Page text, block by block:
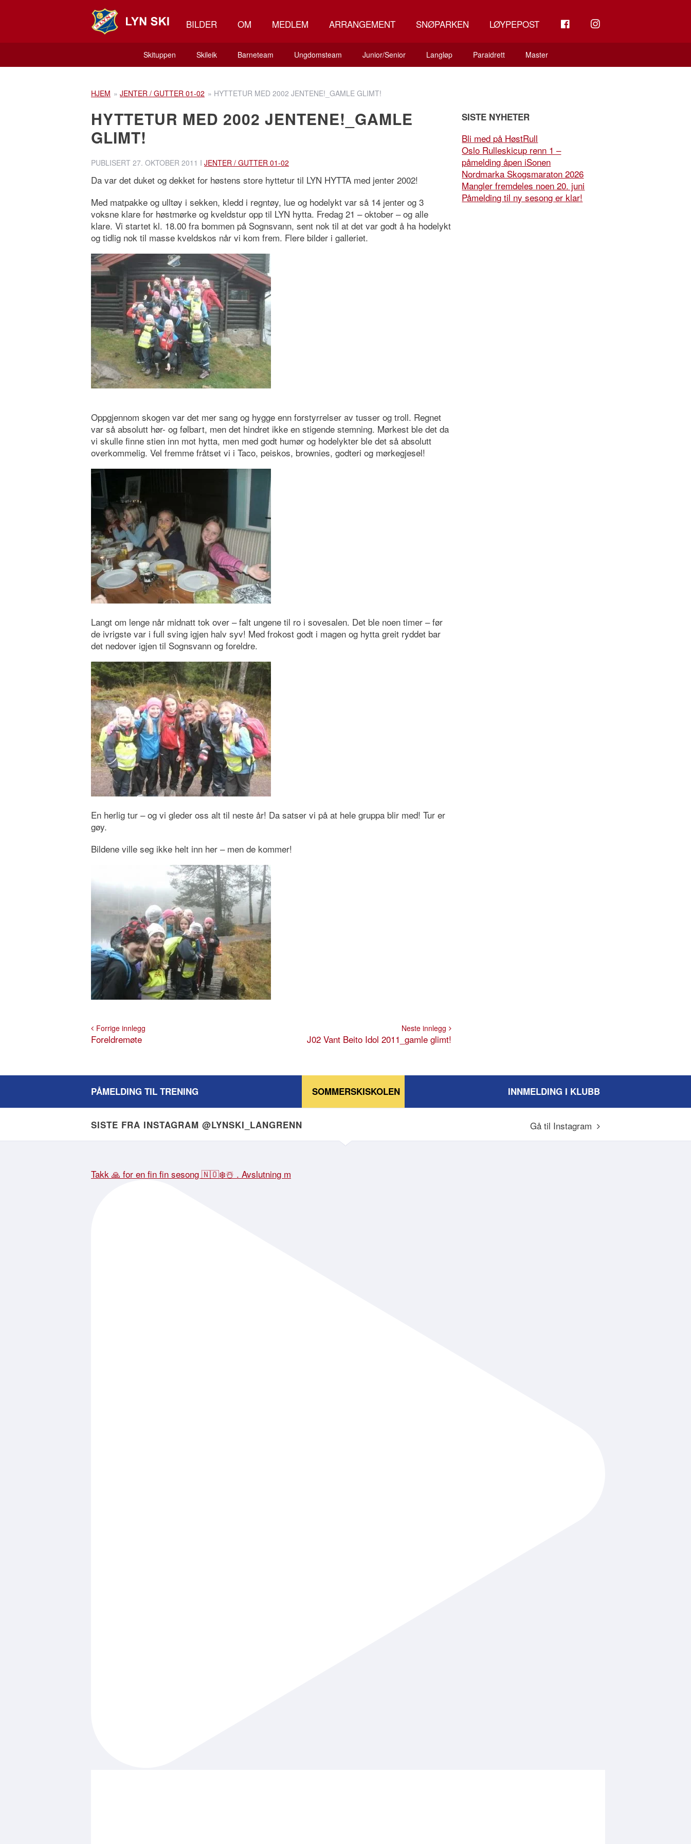
BILDER OM MEDLEM ARRANGEMENT SNØPARKEN LØYPEPOST INSTAGRAM
Skituppen Skileik Barneteam Ungdomsteam Junior/Senior Langløp Paraidrett Master
HJEM » JENTER / GUTTER 01-02 » HYTTETUR MED 2002 JENTENE!_GAMLE GLIMT!
HYTTETUR MED 2002 JENTENE!_GAMLE
GLIMT!
PUBLISERT 27. OKTOBER 2011 I JENTER / GUTTER 01-02
Da var det duket og dekket for høstens store hyttetur til LYN HYTTA med jenter 2002!
Med matpakke og ulltøy i sekken, kledd i regntøy, lue og hodelykt var så 14 jenter og 3
voksne klare for høstmørke og kveldstur opp til LYN hytta. Fredag 21 – oktober – og alle
klare. Vi startet kl. 18.00 fra bommen på Sognsvann, sent nok til at det var godt å ha hodelykt
og tidlig nok til masse kveldskos når vi kom frem. Flere bilder i galleriet.
Oppgjennom skogen var det mer sang og hygge enn forstyrrelser av tusser og troll. Regnet
var så absolutt hør- og følbart, men det hindret ikke en stigende stemning. Mørkest ble det da
vi skulle finne stien inn mot hytta, men med godt humør og hodelykter ble det så absolutt
overkommelig. Vel fremme fråtset vi i Taco, peiskos, brownies, godteri og mørkegjesel!
Langt om lenge når midnatt tok over – falt ungene til ro i sovesalen. Det ble noen timer – før
de ivrigste var i full sving igjen halv syv! Med frokost godt i magen og hytta greit ryddet bar
det nedover igjen til Sognsvann og foreldre.
En herlig tur – og vi gleder oss alt til neste år! Da satser vi på at hele gruppa blir med! Tur er
gøy.
Bildene ville seg ikke helt inn her – men de kommer!
Forrige innlegg
Foreldremøte
Neste innlegg
J02 Vant Beito Idol 2011_gamle glimt!
SISTE NYHETER
Bli med på HøstRull
Oslo Rulleskicup renn 1 –
påmelding åpen iSonen
Nordmarka Skogsmaraton 2026
Mangler fremdeles noen 20. juni
Påmelding til ny sesong er klar!
PÅMELDING TIL TRENING INNMELDING I KLUBB
SOMMERSKISKOLEN
SISTE FRA INSTAGRAM @LYNSKI_LANGRENN Gå til Instagram
Takk 🙏 for en fin fin sesong 🇳🇴❄️☃️ . Avslutning m